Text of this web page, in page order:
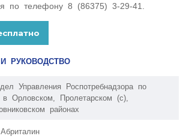
по телефону 8 (86375) 3-29-41.
РУКОВОДСТВО
Управления Роспотребнадзора по
в Орловском, Пролетарском (с),
районах